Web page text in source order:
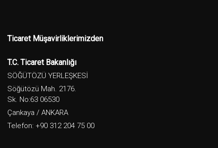
Ticaret Müşavirliklerimizden
T.C. Ticaret Bakanlığı
SÖĞÜTÖZÜ YERLEŞKESİ
Söğütözü Mah. 2176.
Sk. No:63 06530
Çankaya / ANKARA
Telefon: +90 312 204 75 00